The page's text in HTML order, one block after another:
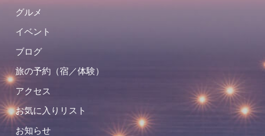
グルメ
イベント
ブログ
旅の予約（宿／体験）
アクセス
お気に入りリスト
お知らせ